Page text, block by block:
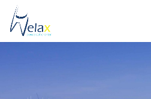
Aller
au